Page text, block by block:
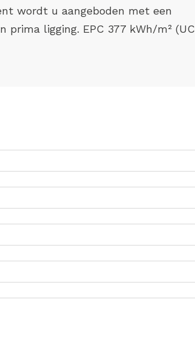
wordt u aangeboden met een
ligging. EPC 377 kWh/m² (UC